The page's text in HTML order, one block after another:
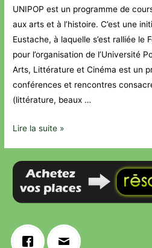
UNIPOP est un programme de
aux arts et à l’histoire. C’est une
Eustache, à laquelle s’est ralliée le
pour l’organisation de l’Université
Arts, Littérature et Cinéma est un
conférences et rencontres
(littérature, beaux …
Lire la suite »